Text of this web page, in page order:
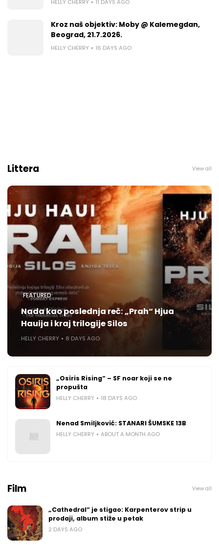
HELLY CHERRY 11 DAYS AGO
Kroz naš objektiv: Moby @ Kalemegdan,
Beograd, 21.7.2026.
HELLY CHERRY 16 DAYS AGO
Littera View all
FEATURED
Nada kao poslednja reč: „Prah“ Hjua
Hauija i kraj trilogije Silos
HELLY CHERRY 8 DAYS AGO
„Osiris Rising“ – SF noar koji se ne
propušta
HELLY CHERRY 18 DAYS AGO
Nenad Smiljković: STANARI ŠUMSKE 13B
HELLY CHERRY ABOUT A MONTH AGO
Film View all
„Cathedral“ je stigao: Karpenterov strip u
prodaji, album stiže u petak
2 DAYS AGO